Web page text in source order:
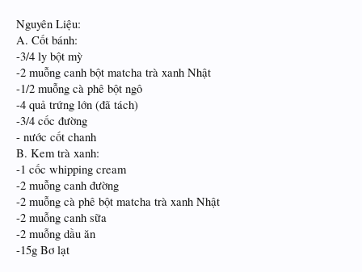
Nguyên Liệu:
A. Cốt bánh:
-3/4 ly bột mỳ
-2 muỗng canh bột matcha trà xanh Nhật
-1/2 muỗng cà phê bột ngô
-4 quả trứng lớn (đã tách)
-3/4 cốc đường
- nước cốt chanh
B. Kem trà xanh:
-1 cốc whipping cream
-2 muỗng canh đường
-2 muỗng cà phê bột matcha trà xanh Nhật
-2 muỗng canh sữa
-2 muỗng dầu ăn
-15g Bơ lạt